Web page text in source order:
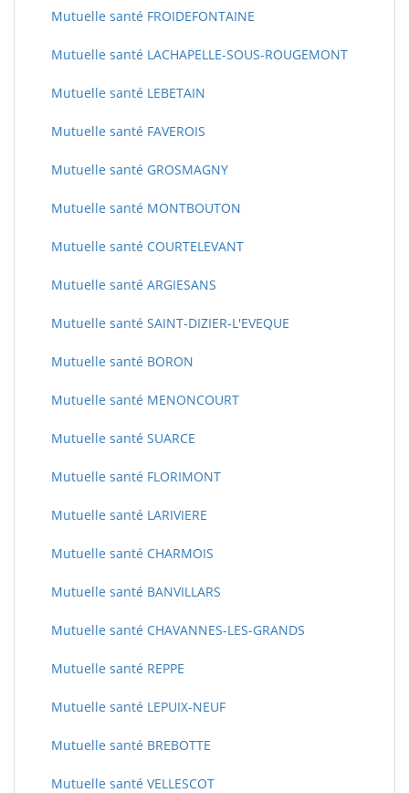
Mutuelle santé FROIDEFONTAINE
Mutuelle santé LACHAPELLE-SOUS-ROUGEMONT
Mutuelle santé LEBETAIN
Mutuelle santé FAVEROIS
Mutuelle santé GROSMAGNY
Mutuelle santé MONTBOUTON
Mutuelle santé COURTELEVANT
Mutuelle santé ARGIESANS
Mutuelle santé SAINT-DIZIER-L'EVEQUE
Mutuelle santé BORON
Mutuelle santé MENONCOURT
Mutuelle santé SUARCE
Mutuelle santé FLORIMONT
Mutuelle santé LARIVIERE
Mutuelle santé CHARMOIS
Mutuelle santé BANVILLARS
Mutuelle santé CHAVANNES-LES-GRANDS
Mutuelle santé REPPE
Mutuelle santé LEPUIX-NEUF
Mutuelle santé BREBOTTE
Mutuelle santé VELLESCOT